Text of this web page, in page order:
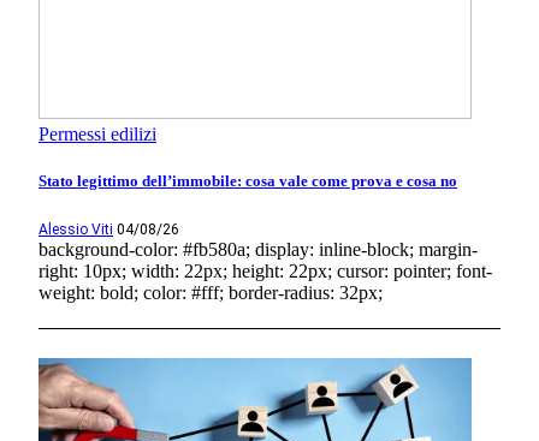
Permessi edilizi
Stato legittimo dell’immobile: cosa vale come prova e cosa no
Alessio Viti 04/08/26
background-color: #fb580a; display: inline-block; margin-
right: 10px; width: 22px; height: 22px; cursor: pointer; font-
weight: bold; color: #fff; border-radius: 32px;